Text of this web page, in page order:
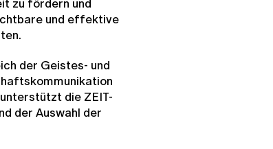
und effektive
der Geistes- und
die ZEIT-
der Auswahl der